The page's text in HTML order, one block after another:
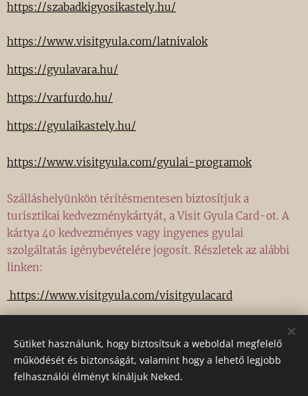
https://szabadkigyosikastely.hu/
https://www.visitgyula.com/latnivalok
https://gyulavara.hu/
https://varfurdo.hu/
https://gyulaikastely.hu/
https://www.visitgyula.com/gyulai-programok
Szálláshelyünkön térítésmentesen biztosítjuk a
turisztikai kedvezménykártyát, a Visit Gyula Card-ot. A
kártya 40 kedvezményes vagy ingyenes gyulai
szolgáltatás igénybevételére jogosít. Részletek az alábbi
linken:
https://www.visitgyula.com/visitgyulacard
Sütiket használunk, hogy biztosítsuk a weboldal megfelelő
működését és biztonságát, valamint hogy a lehető legjobb
felhasználói élményt kínáljuk Neked.